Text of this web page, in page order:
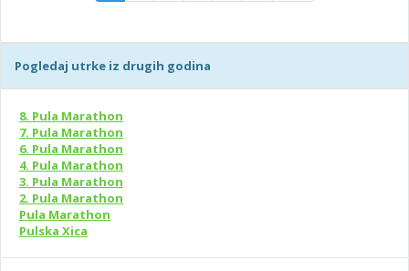
Pogledaj utrke iz drugih godina
8. Pula Marathon
7. Pula Marathon
6. Pula Marathon
4. Pula Marathon
3. Pula Marathon
2. Pula Marathon
Pula Marathon
Pulska Xica